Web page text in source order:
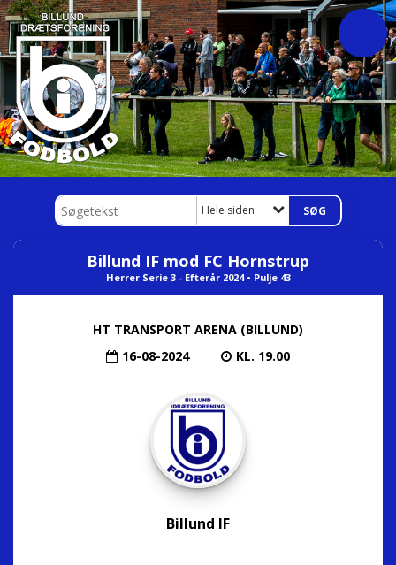
Hele siden
Billund IF mod FC Hornstrup
Herrer Serie 3 - Efterår 2024 • Pulje 43
HT TRANSPORT ARENA (BILLUND)
16-08-2024
KL. 19.00
Billund IF